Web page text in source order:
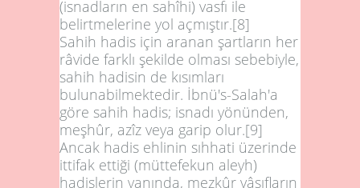
(isnadların en sahîhi) vasfı ile
belirtmelerine yol açmıştır.[8]
Sahih hadis için aranan şartların her
râvide farklı şekilde olması sebebiyle,
sahih hadisin de kısımları
bulunabilmektedir. İbnü's-Salah'a
göre sahih hadis; isnadı yönünden,
meşhûr, azîz veya garip olur.[9]
Ancak hadis ehlinin sıhhati üzerinde
ittifak ettiği (müttefekun aleyh)
hadislerin yanında, mezkûr vâsıfların